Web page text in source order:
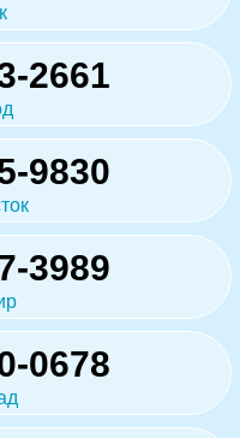
2661
9830
3989
0678